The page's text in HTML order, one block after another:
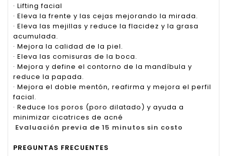
· Lifting facial
· Eleva la frente y las cejas mejorando la mirada.
· Eleva las mejillas y reduce la flacidez y la grasa
acumulada.
· Mejora la calidad de la piel.
· Eleva las comisuras de la boca.
· Mejora y define el contorno de la mandíbula y
reduce la papada.
· Mejora el doble mentón, reafirma y mejora el perfil
facial.
· Reduce los poros (poro dilatado) y ayuda a
minimizar cicatrices de acné
Evaluación previa de 15 minutos sin costo
PREGUNTAS FRECUENTES